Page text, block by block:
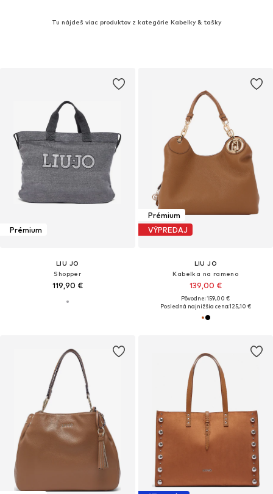
Tu nájdeš viac produktov z kategórie Kabelky & tašky
Prémium
LIU JO
Shopper
119,90 €
Prémium
VÝPREDAJ
LIU JO
Kabelka na rameno
139,00 €
Pôvodne: 159,00 €
Posledná najnižšia cena:125,10 €